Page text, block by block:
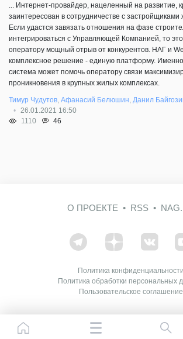
... Интернет-провайдер, нацеленный на развитие,
заинтересован в сотрудничестве с застройщиками
Если удастся завязать отношения на фазе
интегрироваться с Управляющей Компанией, то
оператору мощный отрыв от конкурентов. НАГ и
комплексное решение - единую платформу. Именно
система может помочь оператору связи
проникновения в крупных жилых комплексах.
Тимур Чудутов Афанасий Белюшин Данил
26.01.2021 16:50
1110
46
О ПРОЕКТЕ RSS
Политика конфиденциальности
Политика обработки персональных
Пользовательское соглашение